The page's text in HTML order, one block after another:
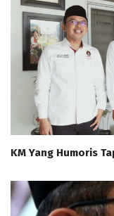
KM Yang Humoris